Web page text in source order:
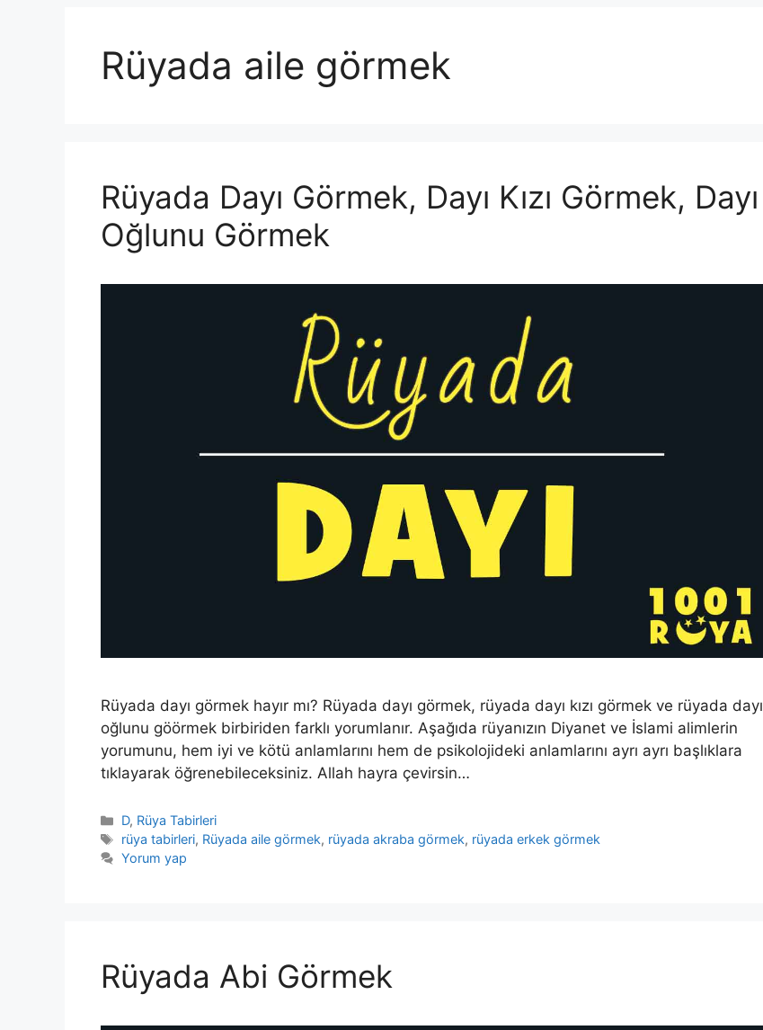
Rüyada aile görmek
Rüyada Dayı Görmek, Dayı Kızı Görmek, Dayı
Oğlunu Görmek
Rüyada dayı görmek hayır mı? Rüyada dayı görmek, rüyada dayı kızı görmek ve rüyada dayı
oğlunu göörmek birbiriden farklı yorumlanır. Aşağıda rüyanızın Diyanet ve İslami alimlerin
yorumunu, hem iyi ve kötü anlamlarını hem de psikolojideki anlamlarını ayrı ayrı başlıklara
tıklayarak öğrenebileceksiniz. Allah hayra çevirsin…
Kategoriler
D, Rüya Tabirleri
Etiketler
rüya tabirleri, Rüyada aile görmek, rüyada akraba görmek, rüyada erkek görmek
Yorum yap
Rüyada Abi Görmek